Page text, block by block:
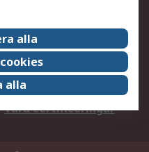
Försäljningsvillkor
Press Centre
ESG
Våra certificeringar
alla
alla